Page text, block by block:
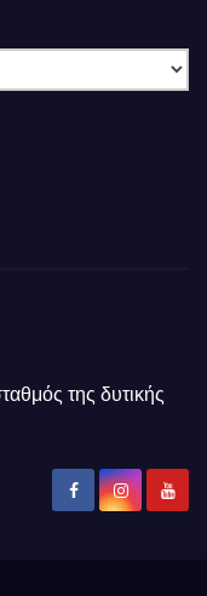
της δυτικής